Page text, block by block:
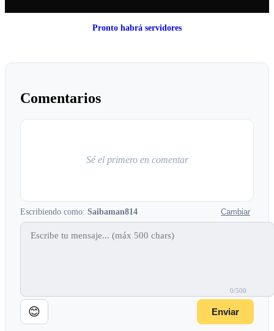
Pronto habrá servidores
Comentarios
Sé el primero en comentar
Escribiendo como: Saibaman814 Cambiar
0/500
😊 Enviar